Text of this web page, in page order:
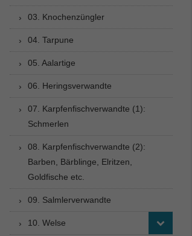
03. Knochenzüngler
04. Tarpune
05. Aalartige
06. Heringsverwandte
07. Karpfenfischverwandte (1):
Schmerlen
08. Karpfenfischverwandte (2):
Barben, Bärblinge, Elritzen,
Goldfische etc.
09. Salmlerverwandte
10. Welse